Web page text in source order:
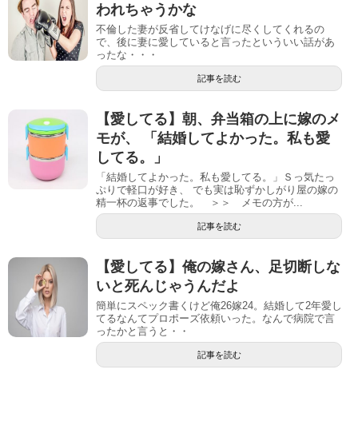
われちゃうかな
不倫した妻が反省してけなげに尽くしてくれるの
で、後に妻に愛していると言ったといういい話があ
ったな・・・
記事を読む
【愛してる】朝、弁当箱の上に嫁のメ
モが、 「結婚してよかった。私も愛
してる。」
「結婚してよかった。私も愛してる。」Ｓっ気たっ
ぷりで軽口が好き、 でも実は恥ずかしがり屋の嫁の
精一杯の返事でした。 ＞＞ メモの方が...
記事を読む
【愛してる】俺の嫁さん、足切断しな
いと死んじゃうんだよ
簡単にスペック書くけど俺26嫁24。結婚して2年愛し
てるなんてプロポーズ依頼いった。なんで病院で言
ったかと言うと・・
記事を読む